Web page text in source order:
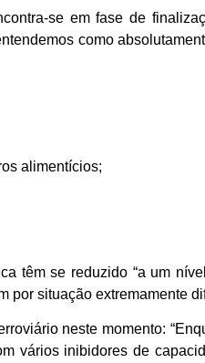
se em fase de
como
alimentícios;
têm se reduzido “a um
por situação extremamente
neste momento:
vários inibidores de